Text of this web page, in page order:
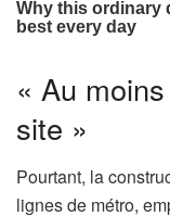
« Au
site »
Pourtant, la
lignes de métro,